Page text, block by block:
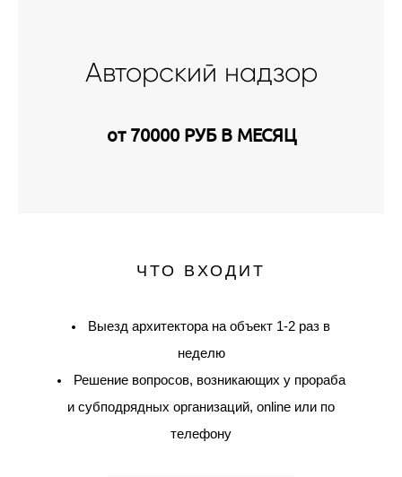
Авторский надзор
от 70000 РУБ В МЕСЯЦ
ЧТО ВХОДИТ
Выезд архитектора на объект 1-2 раз в
неделю
Решение вопросов, возникающих у прораба
и субподрядных организаций, online или по
телефону